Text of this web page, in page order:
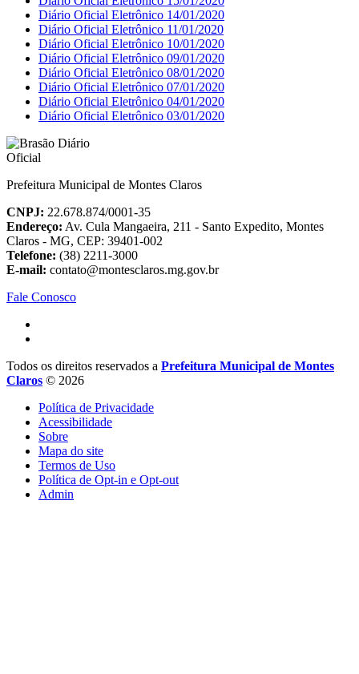
Diário Oficial Eletrônico 14/01/2020
Diário Oficial Eletrônico 11/01/2020
Diário Oficial Eletrônico 10/01/2020
Diário Oficial Eletrônico 09/01/2020
Diário Oficial Eletrônico 08/01/2020
Diário Oficial Eletrônico 07/01/2020
Diário Oficial Eletrônico 04/01/2020
Diário Oficial Eletrônico 03/01/2020
Prefeitura Municipal de Montes Claros
CNPJ: 22.678.874/0001-35
Endereço: Av. Cula Mangaeira, 211 - Santo Expedito, Montes
Claros - MG, CEP: 39401-002
Telefone: (38) 2211-3000
E-mail: contato@montesclaros.mg.gov.br
Fale Conosco
Todos os direitos reservados a Prefeitura Municipal de Montes
Claros © 2026
Política de Privacidade
Acessibilidade
Sobre
Mapa do site
Termos de Uso
Política de Opt-in e Opt-out
Admin